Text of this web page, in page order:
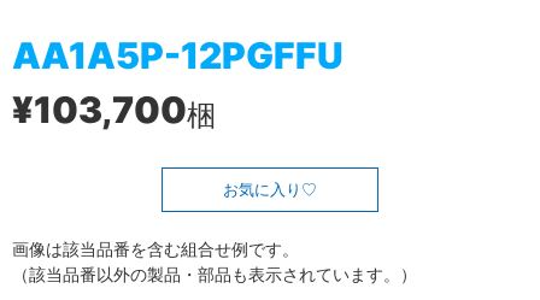
AA1A5P-12PGFFU
¥103,700梱
お気に入り
画像は該当品番を含む組合せ例です。
（該当品番以外の製品・部品も表示されています。）